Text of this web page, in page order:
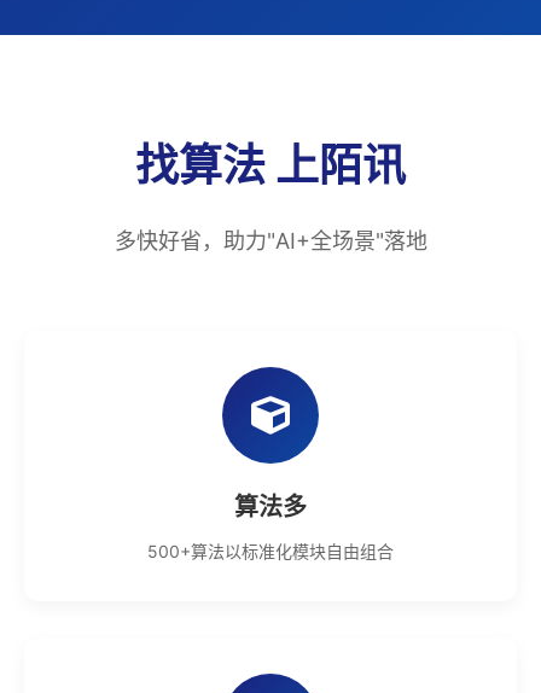
找算法 上陌讯
多快好省，助力"AI+全场景"落地
算法多
500+算法以标准化模块自由组合